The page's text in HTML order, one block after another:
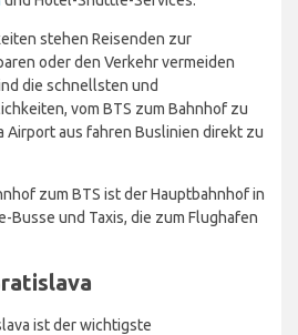
stehen Reisenden zur
oder den Verkehr vermeiden
die schnellsten und
vom BTS zum Bahnhof zu
Airport aus fahren Buslinien direkt zu
zum BTS ist der Hauptbahnhof in
Busse und Taxis, die zum Flughafen
ist der wichtigste